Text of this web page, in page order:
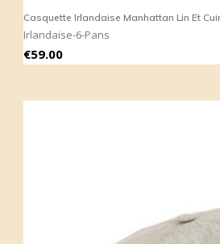
Casquette Irlandaise Manhattan Lin Et
Irlandaise-6-Pans
Price
€59.00